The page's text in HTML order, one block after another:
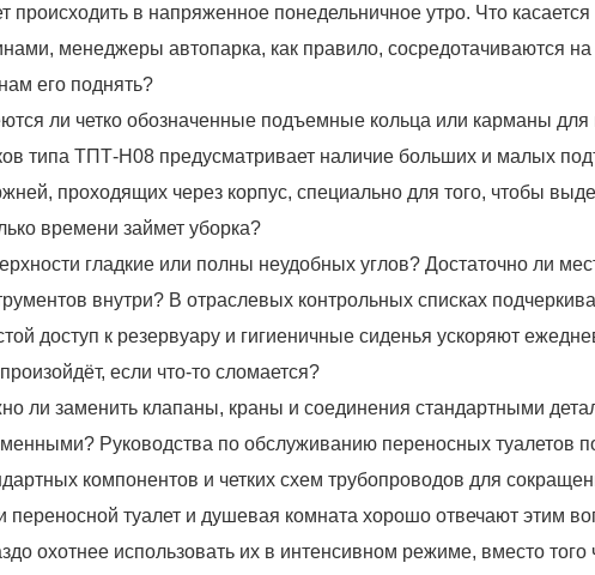
происходить в напряженное понедельничное утро. Что
менеджеры автопарка, как правило, сосредотачиваются на
его поднять?
ли четко обозначенные подъемные кольца или карманы для
типа ТПТ-H08 предусматривает наличие больших и малых
проходящих через корпус, специально для того, чтобы
времени займет уборка?
гладкие или полны неудобных углов? Достаточно ли
внутри? В отраслевых контрольных списках
доступ к резервуару и гигиеничные сиденья ускоряют
если что-то сломается?
ли заменить клапаны, краны и соединения стандартными
Руководства по обслуживанию переносных туалетов
компонентов и четких схем трубопроводов для
переносной туалет и душевая комната хорошо отвечают этим
охотнее использовать их в интенсивном режиме, вместо того